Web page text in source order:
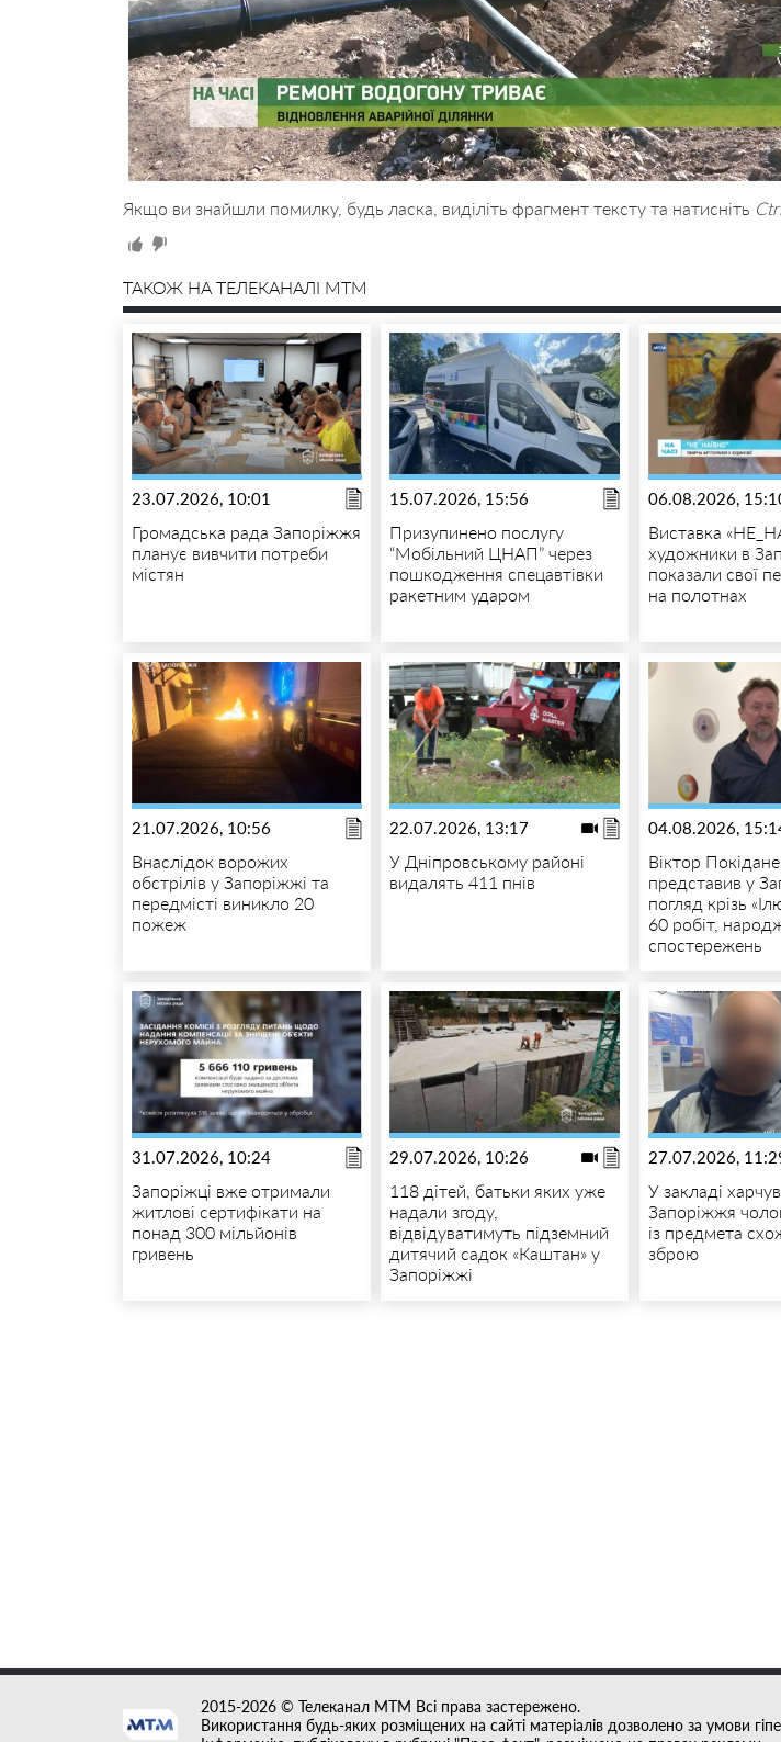
Якщо ви знайшли помилку, будь ласка, виділіть фрагмент тексту та натисніть
ТАКОЖ НА ТЕЛЕКАНАЛІ MTM
23.07.2026, 10:01
Громадська рада Запоріжжя
планує вивчити потреби
містян
15.07.2026, 15:56
Призупинено послугу
“Мобільний ЦНАП” через
пошкодження спецавтівки
ракетним ударом
06.08.2026,
Виставка
художники в
показали свої
на полотнах
21.07.2026, 10:56
Внаслідок ворожих
обстрілів у Запоріжжі та
передмісті виникло 20
пожеж
22.07.2026, 13:17
У Дніпровському районі
видалять 411 пнів
04.08.2026,
Віктор
представив у
погляд крізь
60 робіт,
спостережень
31.07.2026, 10:24
Запоріжці вже отримали
житлові сертифікати на
понад 300 мільйонів
гривень
29.07.2026, 10:26
118 дітей, батьки яких уже
надали згоду,
відвідуватимуть підземний
дитячий садок «Каштан» у
Запоріжжі
27.07.2026,
У закладі
Запоріжжя
із предмета
зброю
2015-2026 © Телеканал MTM Всі права застережено.
Використання будь-яких розміщених на сайті матеріалів дозволено за умови